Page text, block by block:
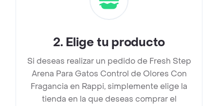
2. Elige tu producto
Si deseas realizar un pedido de Fresh Step
Arena Para Gatos Control de Olores Con
Fragancia en Rappi, simplemente elige la
tienda en la que deseas comprar el